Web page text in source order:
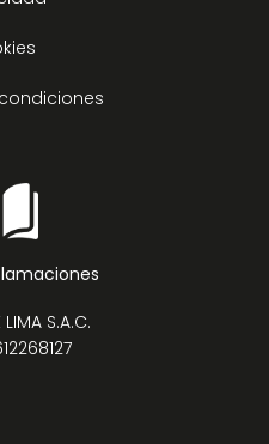
LIMA S.A.C.